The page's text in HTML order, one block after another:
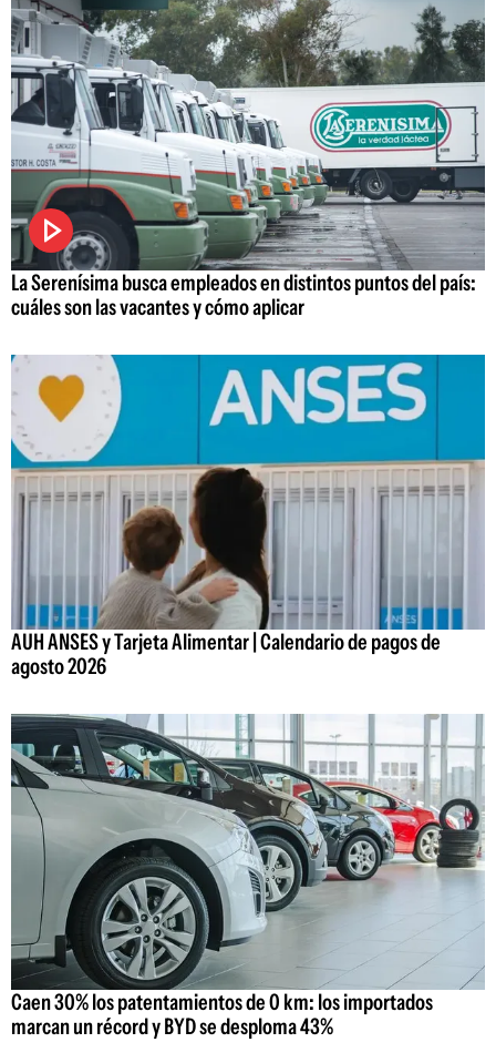
La Serenísima busca empleados en distintos puntos del país:
cuáles son las vacantes y cómo aplicar
AUH ANSES y Tarjeta Alimentar | Calendario de pagos de
agosto 2026
Caen 30% los patentamientos de 0 km: los importados
marcan un récord y BYD se desploma 43%